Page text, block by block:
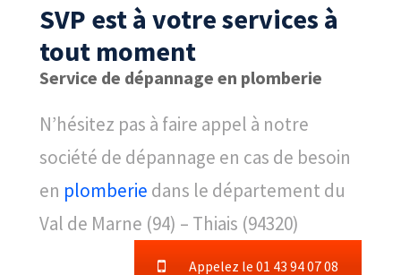
SVP est à votre services à
tout moment
Service de dépannage en plomberie
N’hésitez pas à faire appel à notre
société de dépannage en cas de besoin
en plomberie dans le département du
Val de Marne (94) – Thiais (94320)
Appelez le 01 43 94 07 08